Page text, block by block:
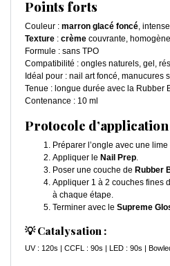
Points forts
Couleur : marron glacé foncé,
Texture : crème couvrante,
Formule : sans TPO
Compatibilité : ongles naturels, gel,
Idéal pour : nail art foncé, manucures
Tenue : longue durée avec la Rubber
Contenance : 10 ml
Protocole d’application
Préparer l’ongle avec une
Appliquer le Nail Prep.
Poser une couche de Rubber
Appliquer 1 à 2 couches fines
à chaque étape.
Terminer avec le Supreme
💡 Catalysation :
UV : 120s | CCFL : 90s | LED : 90s |